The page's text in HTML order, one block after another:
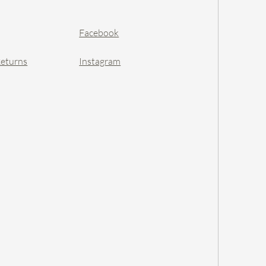
Facebook
Instagram